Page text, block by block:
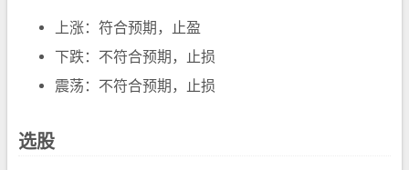
上涨：符合预期，止盈
下跌：不符合预期，止损
震荡：不符合预期，止损
选股